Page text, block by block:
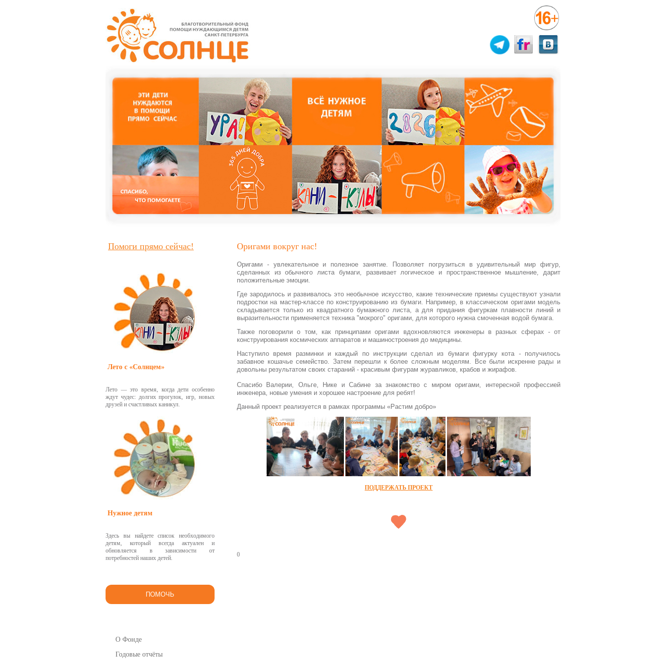
Помоги прямо сейчас!
Лето с «Солнцем»
Лето — это время, когда дети особенно
ждут чудес: долгих прогулок, игр, новых
друзей и счастливых каникул.
Нужное детям
Здесь вы найдете список необходимого
детям, который всегда актуален и
обновляется в зависимости от
потребностей наших детей.
ПОМОЧЬ
О Фонде
Годовые отчёты
Оригами вокруг нас!
Оригами - увлекательное и полезное занятие. Позволяет погрузиться в удивительный мир фигур,
сделанных из обычного листа бумаги, развивает логическое и пространственное мышление, дарит
положительные эмоции.
Где зародилось и развивалось это необычное искусство, какие технические приемы существуют узнали
подростки на мастер-классе по конструированию из бумаги. Например, в классическом оригами модель
складывается только из квадратного бумажного листа, а для придания фигуркам плавности линий и
выразительности применяется техника "мокрого" оригами, для которого нужна смоченная водой бумага.
Также поговорили о том, как принципами оригами вдохновляются инженеры в разных сферах - от
конструирования космических аппаратов и машиностроения до медицины.
Наступило время разминки и каждый по инструкции сделал из бумаги фигурку кота - получилось
забавное кошачье семейство. Затем перешли к более сложным моделям. Все были искренне рады и
довольны результатом своих стараний - красивым фигурам журавликов, крабов и жирафов.
Спасибо Валерии, Ольге, Нике и Сабине за знакомство с миром оригами, интересной профессией
инженера, новые умения и хорошее настроение для ребят!
Данный проект реализуется в рамках программы «Растим добро»
ПОДДЕРЖАТЬ ПРОЕКТ
0